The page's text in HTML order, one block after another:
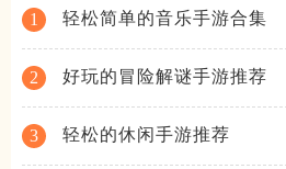
1 轻松简单的音乐手游合集
2 好玩的冒险解谜手游推荐
3 轻松的休闲手游推荐